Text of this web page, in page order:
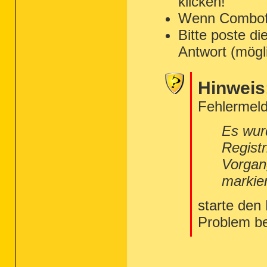
Wenn
Bitte poste
Antwort
Es
starte den
Problem